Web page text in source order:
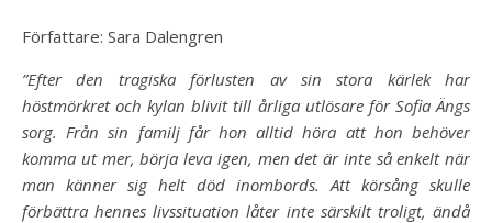
Författare: Sara Dalengren
”Efter den tragiska förlusten av sin stora kärlek har
höstmörkret och kylan blivit till årliga utlösare för Sofia Ängs
sorg. Från sin familj får hon alltid höra att hon behöver
komma ut mer, börja leva igen, men det är inte så enkelt när
man känner sig helt död inombords. Att körsång skulle
förbättra hennes livssituation låter inte särskilt troligt, ändå